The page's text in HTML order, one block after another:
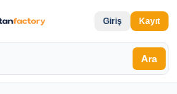
Giriş Kayıt
Ara